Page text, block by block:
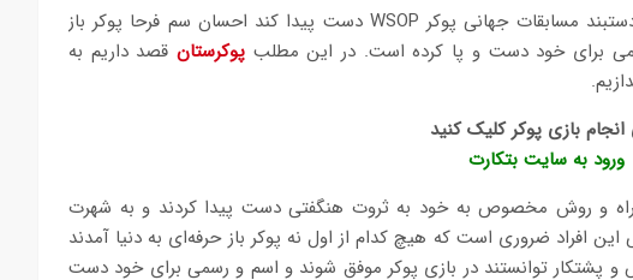
یکی از اشخاصی که توانسته در دنیای پوکر 3 بار به دستبند مسابقات جهانی پوکر WSOP دست پیدا کند احسان سم فرحا پوکر باز
برای خود دست و پا کرده است. در این مطلب پوکرستان قصد داریم به
انجام بازی پوکر کلیک کنید
ورود به سایت بتکارت
راه و روش مخصوص به خود به ثروت هنگفتی دست پیدا کردند و به شهرت
افراد ضروری است که هیچ کدام از اول نه پوکر باز حرفه‌ای به دنیا آمدند
پشتکار توانستند در بازی پوکر موفق شوند و اسم و رسمی برای خود دست